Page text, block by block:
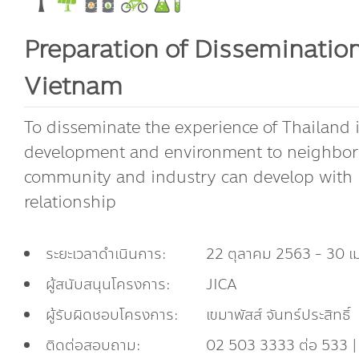
Preparation of
Vietnam
To disseminate the experience of
development and environment to
community and industry can develop with
relationship
ระยะเวลาดำเนินการ:
22 ตุลาคม 2563 - 30
ผู้สนับสนุนโครงการ:
JICA
ผู้รับผิดชอบโครงการ:
เขมาพัสส์ จันทร์ประสิทธิ์
ติดต่อสอบถาม:
02 503 3333 ต่อ 533